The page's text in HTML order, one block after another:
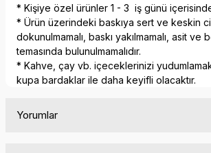
* Kişiye özel ürünler 1 - 3 iş günü
* Ürün üzerindeki baskıya sert ve keskin
dokunulmamalı, baskı yakılmamalı, asit ve
temasında bulunulmamalıdır.
* Kahve, çay vb. içeceklerinizi
kupa bardaklar ile daha keyifli olacaktır.
Yorumlar